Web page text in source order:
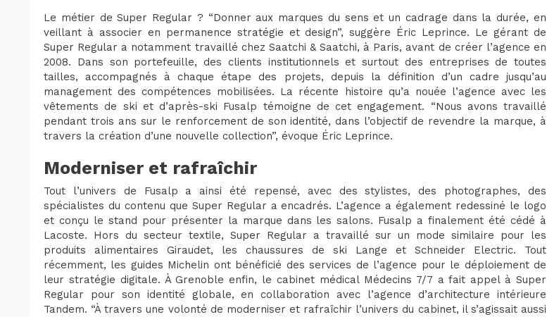
Le métier de Super Regular ? “Donner aux marques du sens et un cadrage dans la durée, en
veillant à associer en permanence stratégie et design”, suggère Éric Leprince. Le gérant de
Super Regular a notamment travaillé chez Saatchi & Saatchi, à Paris, avant de créer l’agence en
2008. Dans son portefeuille, des clients institutionnels et surtout des entreprises de toutes
tailles, accompagnés à chaque étape des projets, depuis la définition d’un cadre jusqu’au
management des compétences mobilisées. La récente histoire qu’a nouée l’agence avec les
vêtements de ski et d’après-ski Fusalp témoigne de cet engagement. “Nous avons travaillé
pendant trois ans sur le renforcement de son identité, dans l’objectif de revendre la marque, à
travers la création d’une nouvelle collection”, évoque Éric Leprince.
Moderniser et rafraîchir
Tout l’univers de Fusalp a ainsi été repensé, avec des stylistes, des photographes, des
spécialistes du contenu que Super Regular a encadrés. L’agence a également redessiné le logo
et conçu le stand pour présenter la marque dans les salons. Fusalp a finalement été cédé à
Lacoste. Hors du secteur textile, Super Regular a travaillé sur un mode similaire pour les
produits alimentaires Giraudet, les chaussures de ski Lange et Schneider Electric. Tout
récemment, les guides Michelin ont bénéficié des services de l’agence pour le déploiement de
leur stratégie digitale. À Grenoble enfin, le cabinet médical Médecins 7/7 a fait appel à Super
Regular pour son identité globale, en collaboration avec l’agence d’architecture intérieure
Tandem. “À travers une volonté de moderniser et rafraîchir l’univers du cabinet, il s’agissait aussi